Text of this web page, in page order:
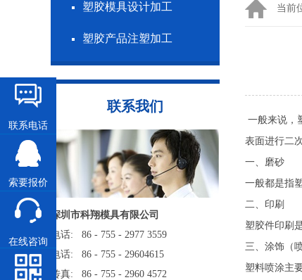
塑胶模具设计加工
塑胶产品注塑加工
联系我们
深圳市科翔模具有限公司
电话: 86 - 755 - 2977 3559
电话: 86 - 755 - 29604615
传真: 86 - 755 - 2960 4572
当前
一般来说，
表面进行二
一、磨砂
一般都是指
二、印刷
塑胶件印刷
三、涂饰（
塑料喷涂主
联系电话
索要报价
在线咨询